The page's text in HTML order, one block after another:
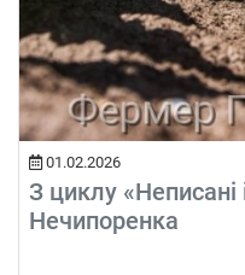
01.02.2026
З циклу «Неписані
Нечипоренка